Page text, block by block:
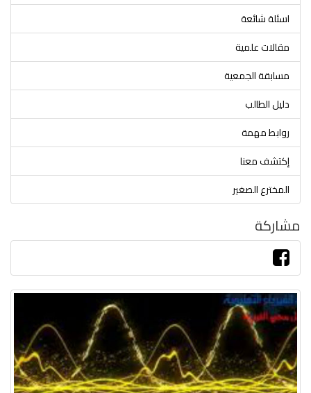
اسئلة شائعة
مقالات علمية
مسابقة الجمعية
دليل الطالب
روابط مهمة
إكتشف معنا
المخترع الصغير
مشاركة